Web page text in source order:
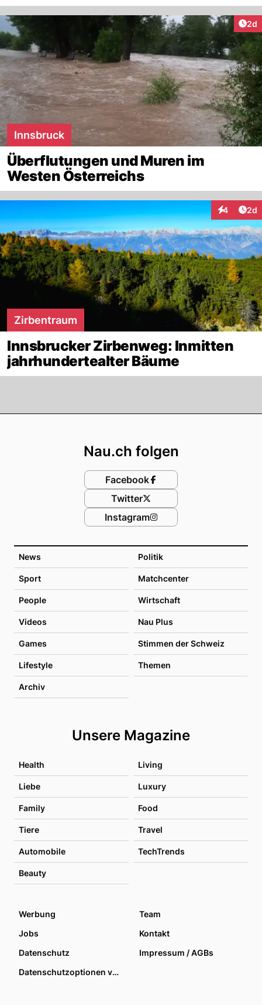
2d
Innsbruck
Überflutungen und Muren im
Westen Österreichs
4 2d
Zirbentraum
Innsbrucker Zirbenweg: Inmitten
jahrhundertealter Bäume
News Politik
Sport Matchcenter
People Wirtschaft
Videos Nau Plus
Games Stimmen der Schweiz
Lifestyle Themen
Archiv
Unsere Magazine
Health Living
Liebe Luxury
Family Food
Tiere Travel
Automobile TechTrends
Beauty
Nau.ch folgen
Facebook
Twitter
Instagram
Werbung
Team
Jobs
Kontakt
Datenschutz
Impressum / AGBs
Datenschutzoptionen verwalten